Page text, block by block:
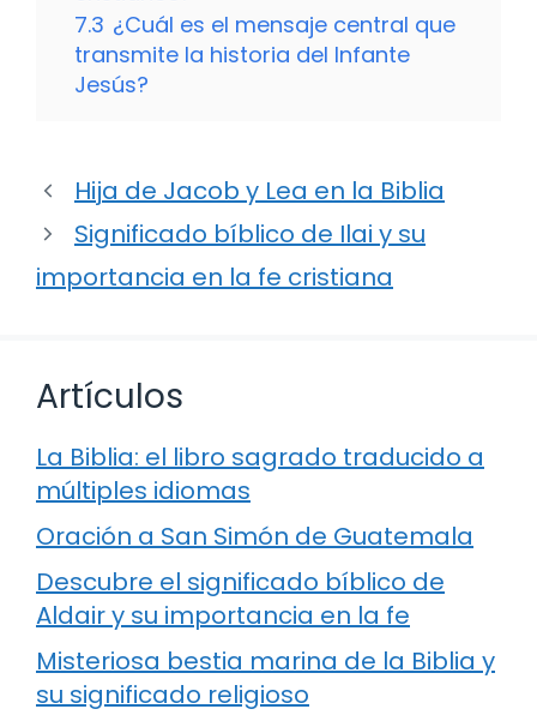
7.3 ¿Cuál es el mensaje central que
transmite la historia del Infante
Jesús?
Hija de Jacob y Lea en la Biblia
Significado bíblico de Ilai y su
importancia en la fe cristiana
Artículos
La Biblia: el libro sagrado traducido a
múltiples idiomas
Oración a San Simón de Guatemala
Descubre el significado bíblico de
Aldair y su importancia en la fe
Misteriosa bestia marina de la Biblia y
su significado religioso